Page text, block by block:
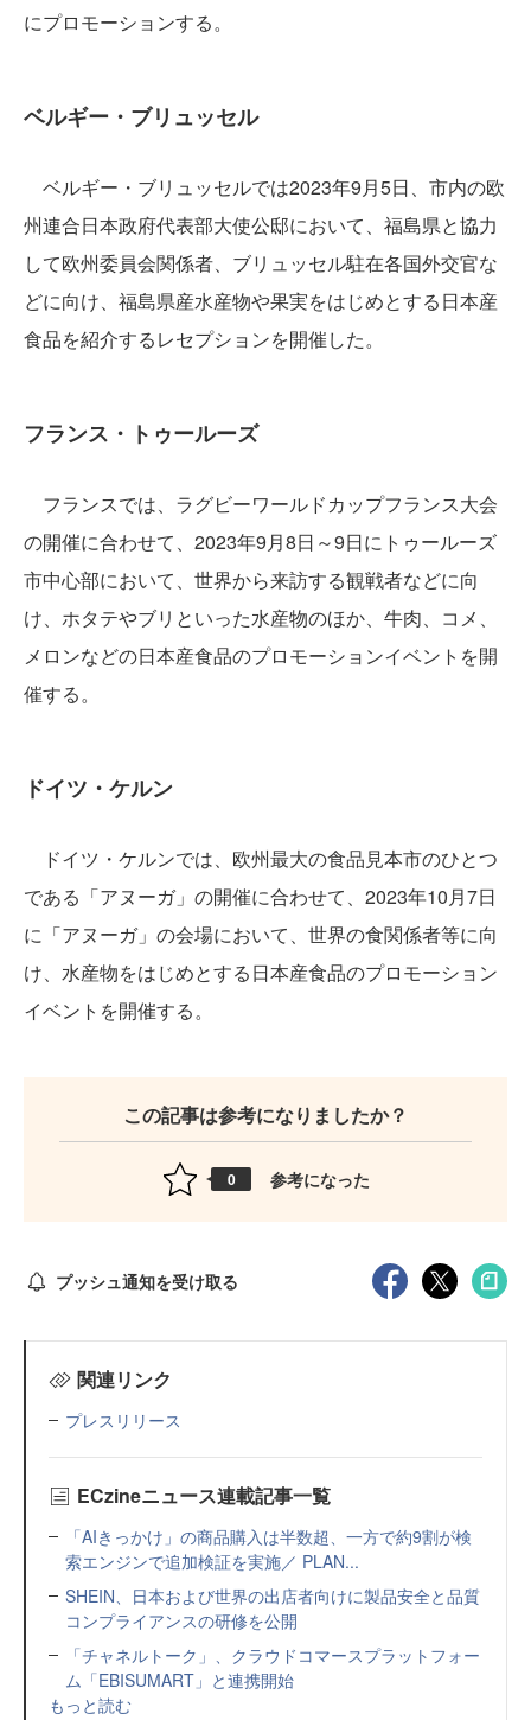
にプロモーションする。
ベルギー・ブリュッセル
ベルギー・ブリュッセルでは2023年9月5日、市内の欧
州連合日本政府代表部大使公邸において、福島県と協力
して欧州委員会関係者、ブリュッセル駐在各国外交官な
どに向け、福島県産水産物や果実をはじめとする日本産
食品を紹介するレセプションを開催した。
フランス・トゥールーズ
フランスでは、ラグビーワールドカップフランス大会
の開催に合わせて、2023年9月8日～9日にトゥールーズ
市中心部において、世界から来訪する観戦者などに向
け、ホタテやブリといった水産物のほか、牛肉、コメ、
メロンなどの日本産食品のプロモーションイベントを開
催する。
ドイツ・ケルン
ドイツ・ケルンでは、欧州最大の食品見本市のひとつ
である「アヌーガ」の開催に合わせて、2023年10月7日
に「アヌーガ」の会場において、世界の食関係者等に向
け、水産物をはじめとする日本産食品のプロモーション
イベントを開催する。
この記事は参考になりましたか？
0 参考になった
プッシュ通知を受け取る
関連リンク
プレスリリース
ECzineニュース連載記事一覧
「AIきっかけ」の商品購入は半数超、一方で約9割が検
索エンジンで追加検証を実施／ PLAN...
SHEIN、日本および世界の出店者向けに製品安全と品質
コンプライアンスの研修を公開
「チャネルトーク」、クラウドコマースプラットフォー
ム「EBISUMART」と連携開始
もっと読む